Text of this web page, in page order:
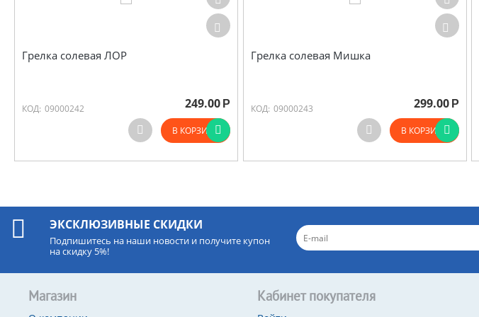
Грелка солевая ЛОР
КОД: 09000242 249.00 Р
В КОРЗИНУ
Грелка солевая Мишка
КОД: 09000243 299.00 Р
В КОРЗИНУ
ЭКСКЛЮЗИВНЫЕ СКИДКИ
Подпишитесь на наши новости и получите купон
на скидку 5%!
Магазин Кабинет покупателя